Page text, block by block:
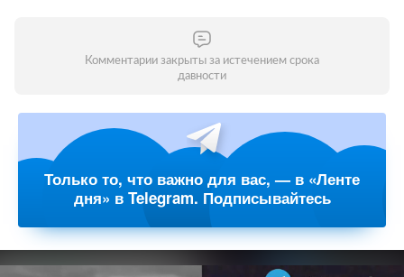
Комментарии закрыты за истечением срока
давности
Только то, что важно для вас, — в «Ленте
дня» в Telegram. Подписывайтесь